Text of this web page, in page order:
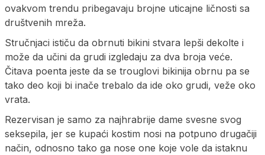
ovakvom trendu pribegavaju brojne uticajne ličnosti sa
društvenih mreža.
Stručnjaci ističu da obrnuti bikini stvara lepši dekolte i
može da učini da grudi izgledaju za dva broja veće.
Čitava poenta jeste da se trouglovi bikinija obrnu pa se
tako deo koji bi inače trebalo da ide oko grudi, veže oko
vrata.
Rezervisan je samo za najhrabrije dame svesne svog
seksepila, jer se kupaći kostim nosi na potpuno drugačiji
način, odnosno tako ga nose one koje vole da istaknu